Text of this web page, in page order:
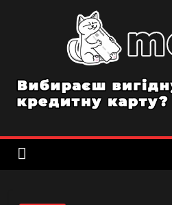
мобильном
банке